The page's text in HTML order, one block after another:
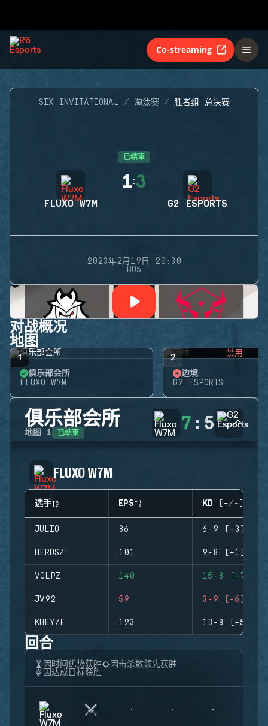
Co-streaming
SIX INVITATIONAL 淘汰赛 胜者组 总决赛
已结束
FLUXO W7M
1:3
G2 ESPORTS
2023年2月19日 20:30
BO5
对战概况
地图
1
俱乐部会所
FLUXO W7M
2 禁用
边境
G2 ESPORTS
俱乐部会所
地图 1 已结束 7 : 5
FLUXO W7M
选手 EPS KD (+/-)
JULIO 86 6-9 (-3)
HERDSZ 101 9-8 (+1)
VOLPZ 140 15-8 (+7)
JV92 59 3-9 (-6)
KHEYZE 123 13-8 (+5)
回合
因时间优势获胜
因击杀数领先获胜
因达成目标获胜